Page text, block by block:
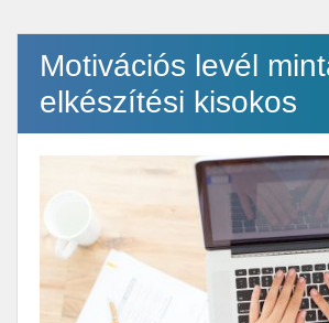
Motivációs levél
elkészítési kisokos